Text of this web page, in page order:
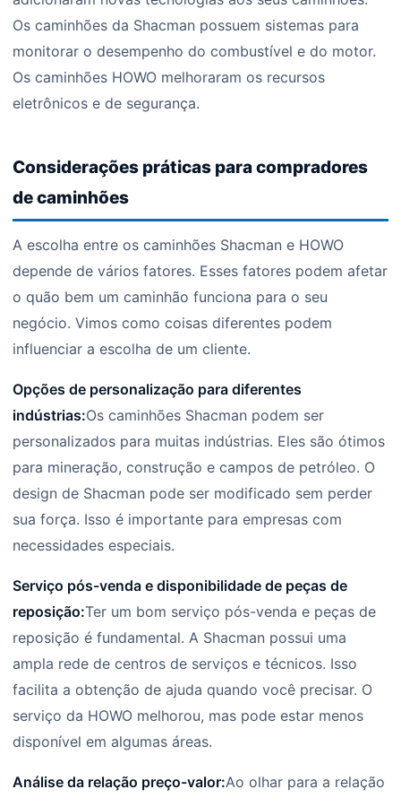
Os caminhões da Shacman possuem sistemas para
monitorar o desempenho do combustível e do motor.
Os caminhões HOWO melhoraram os recursos
eletrônicos e de segurança.
Considerações práticas para compradores
de caminhões
A escolha entre os caminhões Shacman e HOWO
depende de vários fatores. Esses fatores podem afetar
o quão bem um caminhão funciona para o seu
negócio. Vimos como coisas diferentes podem
influenciar a escolha de um cliente.
Opções de personalização para diferentes
indústrias:Os caminhões Shacman podem ser
personalizados para muitas indústrias. Eles são ótimos
para mineração, construção e campos de petróleo. O
design de Shacman pode ser modificado sem perder
sua força. Isso é importante para empresas com
necessidades especiais.
Serviço pós-venda e disponibilidade de peças de
reposição:Ter um bom serviço pós-venda e peças de
reposição é fundamental. A Shacman possui uma
ampla rede de centros de serviços e técnicos. Isso
facilita a obtenção de ajuda quando você precisar. O
serviço da HOWO melhorou, mas pode estar menos
disponível em algumas áreas.
Análise da relação preço-valor:Ao olhar para a relação